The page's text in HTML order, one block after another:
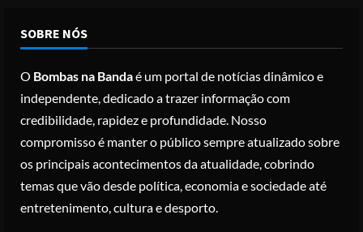
2
registo criminal
Posted on 3 months ago
3
Nike vai despedir 1.400 trabalhadores
para apostar em automação e
simplificar operações
Posted on 3 months ago
SOBRE NÓS
O Bombas na Bandaé um portal de notícias dinâmico e
independente, dedicado a trazer informação com
credibilidade, rapidez e profundidade. Nosso
compromisso é manter o público sempre atualizado sobre
os principais acontecimentos da atualidade, cobrindo
temas que vão desde política, economia e sociedade até
entretenimento, cultura e desporto.